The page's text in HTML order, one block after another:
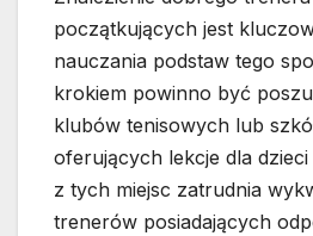
początkujących jest
nauczania podstaw tego
krokiem powinno być
klubów tenisowych lub
oferujących lekcje dla dzieci
z tych miejsc zatrudnia
trenerów posiadających